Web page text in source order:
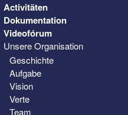
Activitäten
Dokumentation
Videofórum
Unsere Organisation
Geschichte
Aufgabe
Vision
Verte
Team